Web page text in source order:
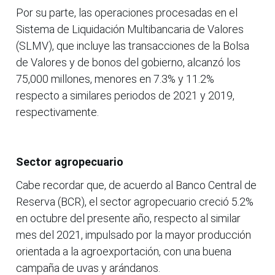
Por su parte, las operaciones procesadas en el
Sistema de Liquidación Multibancaria de Valores
(SLMV), que incluye las transacciones de la Bolsa
de Valores y de bonos del gobierno, alcanzó los
75,000 millones, menores en 7.3% y 11.2%
respecto a similares periodos de 2021 y 2019,
respectivamente.
Sector agropecuario
Cabe recordar que, de acuerdo al Banco Central de
Reserva (BCR), el sector agropecuario creció 5.2%
en octubre del presente año, respecto al similar
mes del 2021, impulsado por la mayor producción
orientada a la agroexportación, con una buena
campaña de uvas y arándanos.